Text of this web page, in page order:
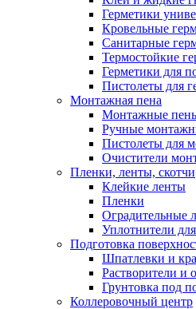
Герметики
Кровельные
Санитарные
Термостойкие
Герметики для
Пистолеты для
Монтажная пена
Монтажные
Ручные
Пистолеты для
Очистители
Пленки, ленты, скотчи
Клейкие ленты
Пленки
Оградительные
Уплотнители
Подготовка
Шпатлевки и
Растворители и
Грунтовка под
Коллеровочный центр